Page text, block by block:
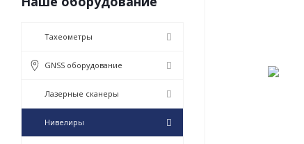
Тахеометры
GNSS оборудование
Лазерные сканеры
Нивелиры